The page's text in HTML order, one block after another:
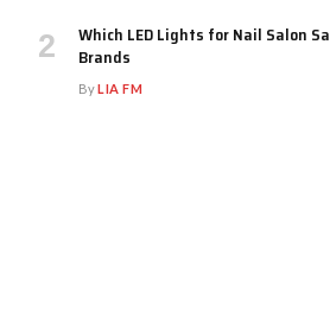
Which LED Lights for Nail Salon
Brands
ByLIA FM